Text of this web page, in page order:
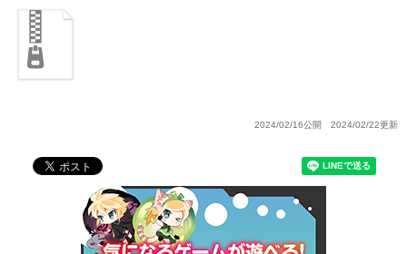
2024/02/16公開 2024/02/22更新